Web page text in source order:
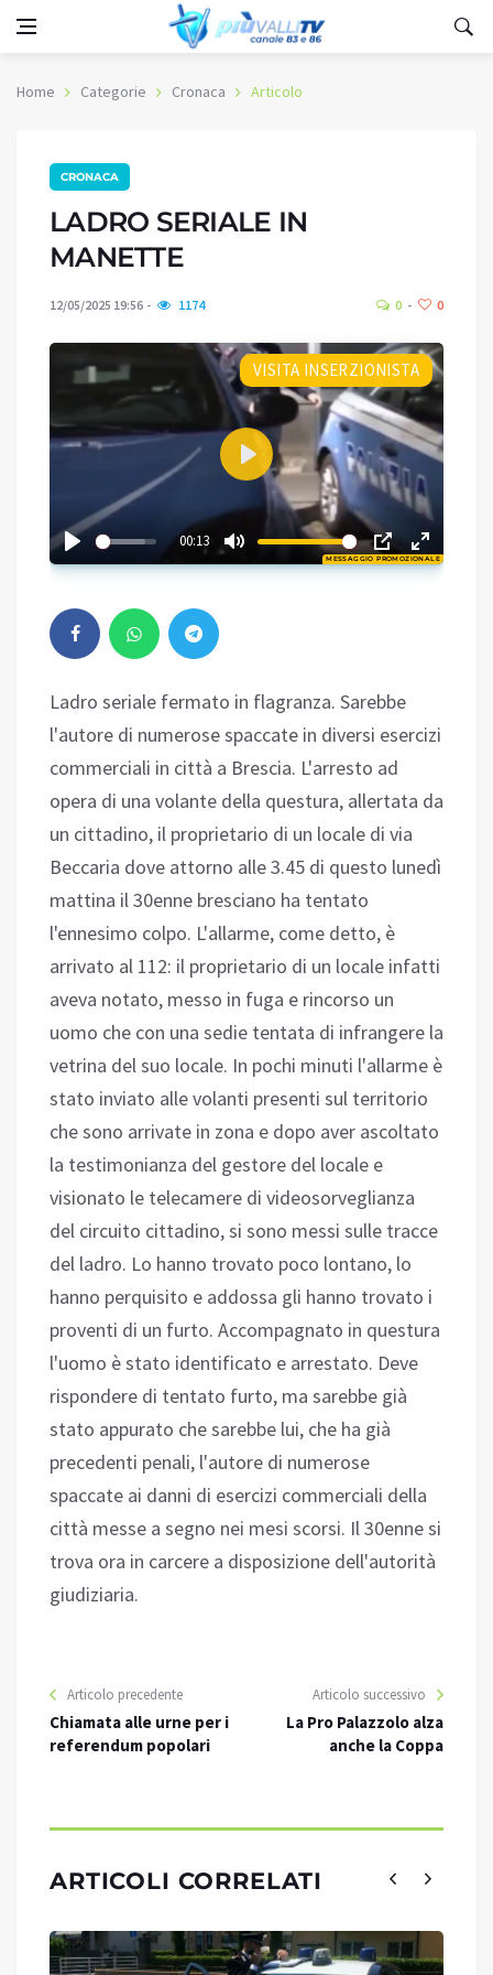
Home Categorie Cronaca Articolo
CRONACA
LADRO SERIALE IN
MANETTE
12/05/2025 19:56 1174 0 0
MESSAGGIO PROMOZIONALE
VISITA INSERZIONISTA
00:13
Play
01:10
Ladro seriale fermato in flagranza. Sarebbe
l'autore di numerose spaccate in diversi esercizi
commerciali in città a Brescia. L'arresto ad
opera di una volante della questura, allertata da
un cittadino, il proprietario di un locale di via
Beccaria dove attorno alle 3.45 di questo lunedì
mattina il 30enne bresciano ha tentato
l'ennesimo colpo. L'allarme, come detto, è
arrivato al 112: il proprietario di un locale infatti
aveva notato, messo in fuga e rincorso un
uomo che con una sedie tentata di infrangere la
vetrina del suo locale. In pochi minuti l'allarme è
stato inviato alle volanti presenti sul territorio
che sono arrivate in zona e dopo aver ascoltato
la testimonianza del gestore del locale e
visionato le telecamere di videosorveglianza
del circuito cittadino, si sono messi sulle tracce
del ladro. Lo hanno trovato poco lontano, lo
hanno perquisito e addossa gli hanno trovato i
proventi di un furto. Accompagnato in questura
l'uomo è stato identificato e arrestato. Deve
rispondere di tentato furto, ma sarebbe già
stato appurato che sarebbe lui, che ha già
precedenti penali, l'autore di numerose
spaccate ai danni di esercizi commerciali della
città messe a segno nei mesi scorsi. Il 30enne si
trova ora in carcere a disposizione dell'autorità
giudiziaria.
Articolo precedente
Chiamata alle urne per i
referendum popolari
Articolo successivo
La Pro Palazzolo alza
anche la Coppa
ARTICOLI CORRELATI